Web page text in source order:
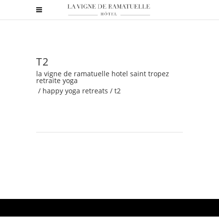
T2
la vigne de ramatuelle hotel saint tropez
retraite yoga
/ happy yoga retreats / t2